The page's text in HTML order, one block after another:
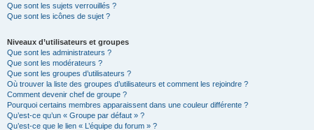
Que sont les sujets verrouillés ?
Que sont les icônes de sujet ?
Niveaux d’utilisateurs et groupes
Que sont les administrateurs ?
Que sont les modérateurs ?
Que sont les groupes d’utilisateurs ?
Où trouver la liste des groupes d’utilisateurs et comment les rejoindre ?
Comment devenir chef de groupe ?
Pourquoi certains membres apparaissent dans une couleur différente ?
Qu’est-ce qu’un « Groupe par défaut » ?
Qu’est-ce que le lien « L’équipe du forum » ?